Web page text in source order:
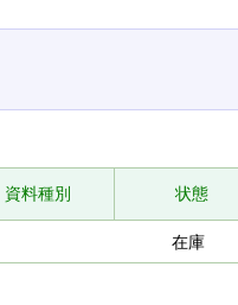
資料種別 状態
在庫